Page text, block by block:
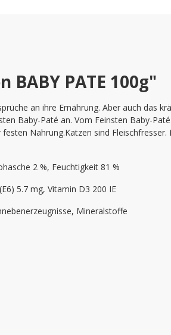
PATE 100g"
an ihre Ernährung. Aber auch das
Baby-Paté an. Vom Feinsten Baby-
Nahrung.Katzen sind
2 %, Feuchtigkeit 81 %
5.7 mg, Vitamin D3 200 IE
Mineralstoffe